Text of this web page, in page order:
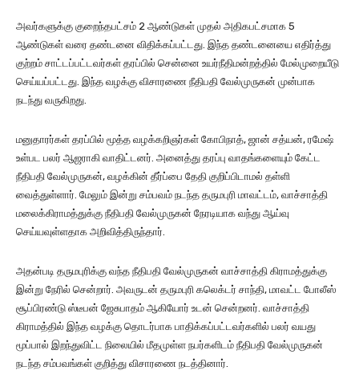
அவர்களுக்கு குறைந்தபட்சம் 2 ஆண்டுகள் முதல் அதிகபட்சமாக 5
ஆண்டுகள் வரை தண்டனை விதிக்கப்பட்டது. இந்த தண்டனையை எதிர்த்து
குற்றம் சாட்டப்பட்டவர்கள் தரப்பில் சென்னை உயர்நீதிமன்றத்தில் மேல்முறையீடு
செய்யப்பட்டது. இந்த வழக்கு விசாரணை நீதிபதி வேல்முருகன் முன்பாக
நடந்து வருகிறது.
மனுதாரர்கள் தரப்பில் மூத்த வழக்கறிஞர்கள் கோபிநாத், ஜான் சத்யன், ரமேஷ்
உள்பட பலர் ஆஜராகி வாதிட்டனர். அனைத்து தரப்பு வாதங்களையும் கேட்ட
நீதிபதி வேல்முருகன், வழக்கின் தீர்ப்பை தேதி குறிப்பிடாமல் தள்ளி
வைத்துள்ளார். மேலும் இன்று சம்பவம் நடந்த தருமபுரி மாவட்டம், வாச்சாத்தி
மலைக்கிராமத்துக்கு நீதிபதி வேல்முருகன் நேரடியாக வந்து ஆய்வு
செய்யவுள்ளதாக அறிவித்திருந்தார்.
அதன்படி தருமபுரிக்கு வந்த நீதிபதி வேல்முருகன் வாச்சாத்தி கிராமத்துக்கு
இன்று நேரில் சென்றார். அவருடன் தருமபுரி கலெக்டர் சாந்தி, மாவட்ட போலீஸ்
சூப்பிரண்டு ஸ்டீபன் ஜேசுபாதம் ஆகியோர் உடன் சென்றனர். வாச்சாத்தி
கிராமத்தில் இந்த வழக்கு தொடர்பாக பாதிக்கப்பட்டவர்களில் பலர் வயது
மூப்பால் இறந்துவிட்ட நிலையில் மீதமுள்ள நபர்களிடம் நீதிபதி வேல்முருகன்
நடந்த சம்பவங்கள் குறித்து விசாரணை நடத்தினார்.